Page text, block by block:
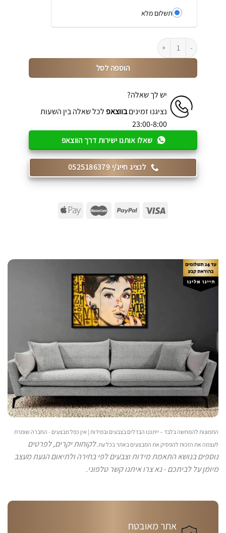
התמונות להמחשה בלבד – ייתכנו הבדלים בצבעים ובמידות | אין כפל מבצעים - החברה שומרת
לעצמה את הזכות להפסיק את המבצעים באתר בכל עת.לקוחות יקרים, לפרטים
נוספים בנושא התאמת מידות וצבעים לפי בחירה ולתיאום הגעת מעצב
מיומן על לביתכם - נא צרו איתנו קשר טלפוני.
תשלום מלא
כמות של ספה גדולה 3 מטר דגם דקל
הוספה לסל
יש לך שאלה?
נציגנו זמיניםבווצאפ לכל שאלה בין השעות
23:00-8:00
שאלו אותנו ישירות דרך הווצאפ
לנציג חייג/י 0525186379
אתר מאובטח